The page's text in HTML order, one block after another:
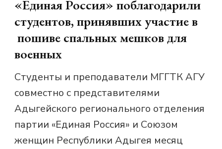
«Единая Россия» поблагодарили
студентов, принявших участие в
пошиве спальных мешков для
военных
Студенты и преподаватели МГГТК АГУ
совместно с представителями
Адыгейского регионального отделения
партии «Единая Россия» и Союзом
женщин Республики Адыгея месяц